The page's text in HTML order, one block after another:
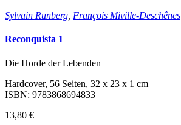
Sylvain Runberg François Miville-Deschênes
Reconquista 1
Die Horde der Lebenden
Hardcover, 56 Seiten, 32 x 23 x 1 cm
ISBN: 9783868694833
13,80 €